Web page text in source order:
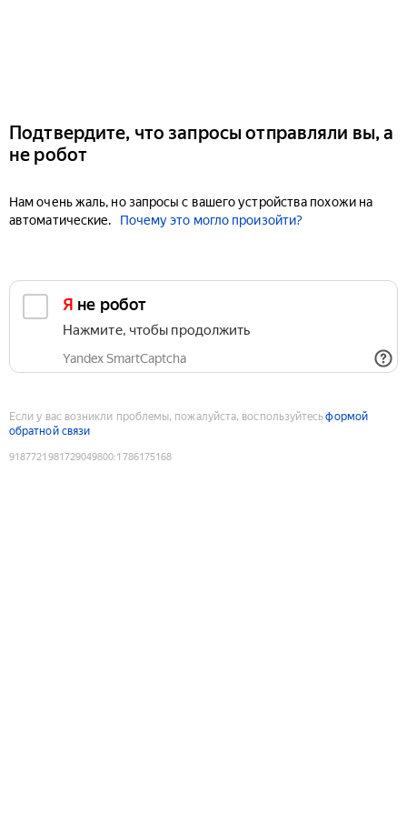
Подтвердите, что запросы отправляли вы, а
не робот
Нам очень жаль, но запросы с вашего устройства похожи на
автоматические.
Почему это могло произойти?
Я не робот
Нажмите, чтобы продолжить
Yandex SmartCaptcha
Если у вас возникли проблемы, пожалуйста, воспользуйтесьформой
обратной связи
9187721981729049800:1786175168